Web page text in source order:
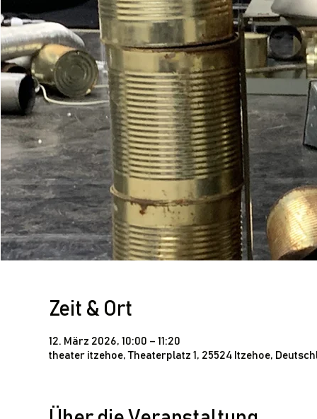
Zeit & Ort
12. März 2026, 10:00 – 11:20
theater itzehoe, Theaterplatz 1, 25524 Itzehoe,